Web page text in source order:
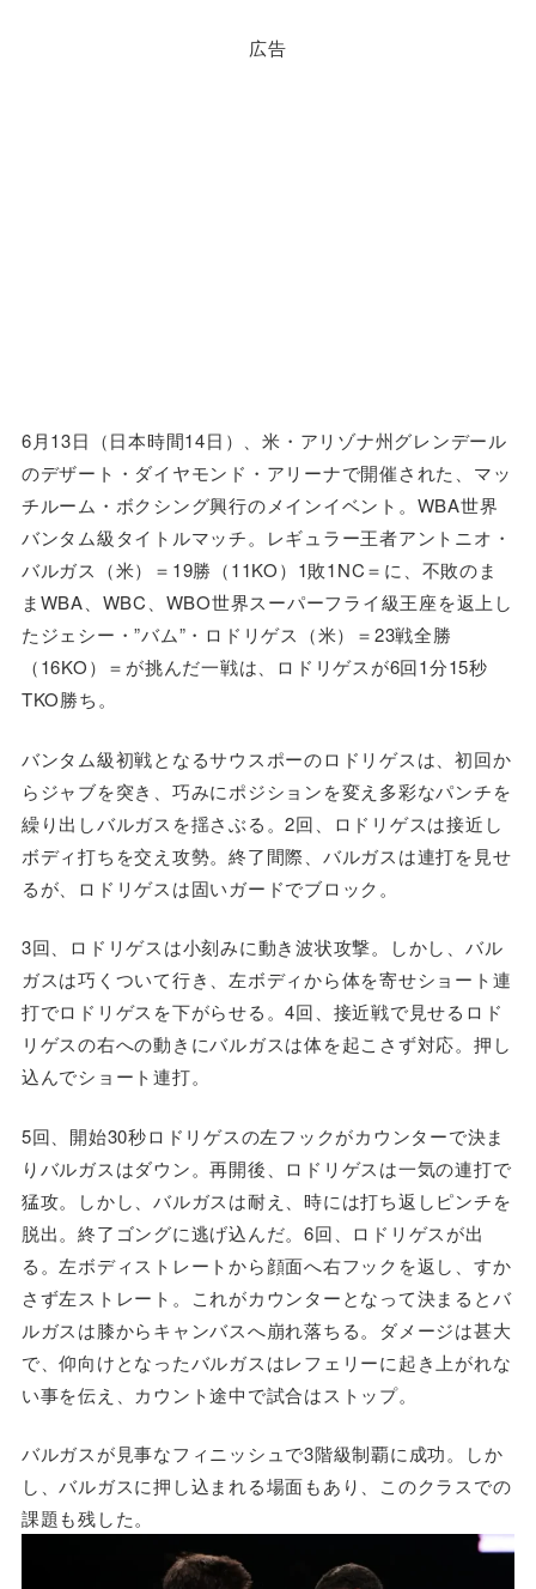
広告
6月13日（日本時間14日）、米・アリゾナ州グレンデール
のデザート・ダイヤモンド・アリーナで開催された、マッ
チルーム・ボクシング興行のメインイベント。WBA世界
バンタム級タイトルマッチ。レギュラー王者アントニオ・
バルガス（米）＝19勝（11KO）1敗1NC＝に、不敗のま
まWBA、WBC、WBO世界スーパーフライ級王座を返上し
たジェシー・”バム”・ロドリゲス（米）＝23戦全勝
（16KO）＝が挑んだ一戦は、ロドリゲスが6回1分15秒
TKO勝ち。
バンタム級初戦となるサウスポーのロドリゲスは、初回か
らジャブを突き、巧みにポジションを変え多彩なパンチを
繰り出しバルガスを揺さぶる。2回、ロドリゲスは接近し
ボディ打ちを交え攻勢。終了間際、バルガスは連打を見せ
るが、ロドリゲスは固いガードでブロック。
3回、ロドリゲスは小刻みに動き波状攻撃。しかし、バル
ガスは巧くついて行き、左ボディから体を寄せショート連
打でロドリゲスを下がらせる。4回、接近戦で見せるロド
リゲスの右への動きにバルガスは体を起こさず対応。押し
込んでショート連打。
5回、開始30秒ロドリゲスの左フックがカウンターで決ま
りバルガスはダウン。再開後、ロドリゲスは一気の連打で
猛攻。しかし、バルガスは耐え、時には打ち返しピンチを
脱出。終了ゴングに逃げ込んだ。6回、ロドリゲスが出
る。左ボディストレートから顔面へ右フックを返し、すか
さず左ストレート。これがカウンターとなって決まるとバ
ルガスは膝からキャンバスへ崩れ落ちる。ダメージは甚大
で、仰向けとなったバルガスはレフェリーに起き上がれな
い事を伝え、カウント途中で試合はストップ。
バルガスが見事なフィニッシュで3階級制覇に成功。しか
し、バルガスに押し込まれる場面もあり、このクラスでの
課題も残した。